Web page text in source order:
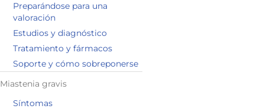
Preparándose para una
valoración
Estudios y diagnóstico
Tratamiento y fármacos
Soporte y cómo sobreponerse
Miastenia gravis
Síntomas